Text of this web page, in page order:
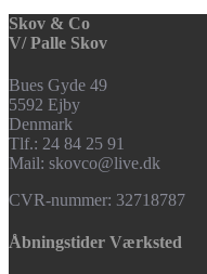
Skov & Co
V/ Palle Skov
Bues Gyde 49
5592 Ejby
Denmark
Tlf.: 24 84 25 91
Mail: skovco@live.dk
CVR-nummer: 32718787
Åbningstider Værksted